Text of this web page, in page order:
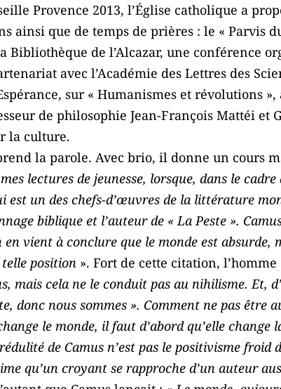
Provence 2013, l’Église catholique a
ainsi que de temps de prières : le « Parvis
Bibliothèque de l’Alcazar, une conférence
avec l’Académie des Lettres des
sur « Humanismes et révolutions
de philosophie Jean-François Mattéi et
la culture.
la parole. Avec brio, il donne un cours
lectures de jeunesse, lorsque, dans le cadre
est un des chefs-d’œuvres de la littérature
biblique et l’auteur de « La Peste ».
en vient à conclure que le monde est absurde,
position ». Fort de cette citation, l’homme
mais cela ne le conduit pas au nihilisme. Et,
donc nous sommes ». Comment ne pas être
le monde, il faut d’abord qu’elle
de Camus n’est pas le positivisme froid
qu’un croyant se rapproche d’un auteur